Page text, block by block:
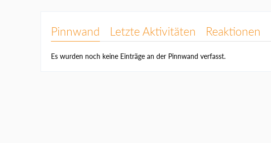
Pinnwand Letzte Aktivitäten Reaktionen
Es wurden noch keine Einträge an der Pinnwand verfasst.